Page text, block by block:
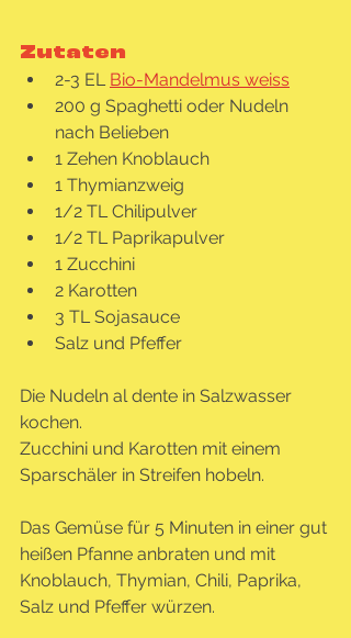
Zutaten
2-3 EL Bio-Mandelmus weiss
200 g Spaghetti oder Nudeln
nach Belieben
1 Zehen Knoblauch
1 Thymianzweig
1/2 TL Chilipulver
1/2 TL Paprikapulver
1 Zucchini
2 Karotten
3 TL Sojasauce
Salz und Pfeffer
Die Nudeln al dente in Salzwasser
kochen.
Zucchini und Karotten mit einem
Sparschäler in Streifen hobeln.
Das Gemüse für 5 Minuten in einer gut
heißen Pfanne anbraten und mit
Knoblauch, Thymian, Chili, Paprika,
Salz und Pfeffer würzen.